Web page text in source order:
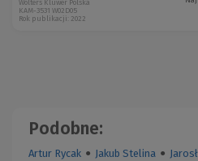
Wolters Kluwer Polska
KAM-3531 W02D05
Rok publikacji: 2022
Podobne:
Artur Rycak ● Jakub Stelina ●